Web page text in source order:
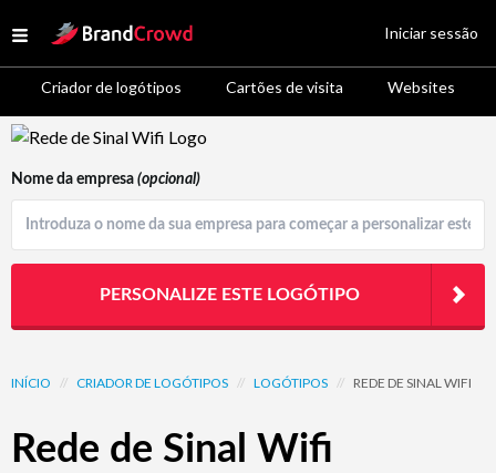
Open menu
Site Logo
Criador de logótipos Cartões de visita Websites
Iniciar sessão
Logo Template Preview
INÍCIO // CRIADOR DE LOGÓTIPOS // LOGÓTIPOS // REDE DE SINAL WIFI
Rede de Sinal Wifi
Nome da empresa (opcional)
PERSONALIZE ESTE LOGÓTIPO